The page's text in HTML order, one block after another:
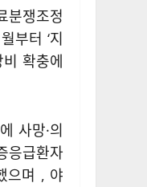
분쟁조정
부터 ‘지
확충에
사망·의
응급환자
으며 , 야